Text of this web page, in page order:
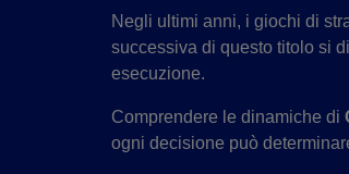
Negli ultimi anni, i giochi di
successiva di questo titolo si
esecuzione.
Comprendere le dinamiche di
ogni decisione può